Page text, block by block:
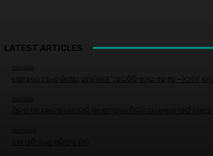
LATEST ARTICLES
ଆମ ସହର
ସୋଆରେ ଆନ୍ତର୍ଜାତୀୟ ସମ୍ମିଳନୀ ‘ଆଇସିସିଏମ୍‌ଇଏସ୍‌ଏଚ୍‌–୨୦୨୬’